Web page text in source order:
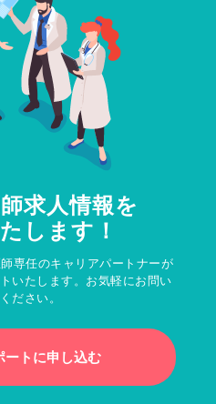
求人情報を
します！
専任のキャリアパートナーが
いたします。お気軽にお問い
ださい。
ートに申し込む